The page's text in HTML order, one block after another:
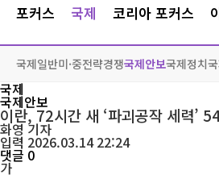
포커스 국제 코리아 포커스
국제일반미·중전략경쟁국제안보국제정치
국제
국제안보
이란, 72시간 새 ‘파괴공작 세력’
화영기자
입력 2026.03.14 22:24
댓글 0
가